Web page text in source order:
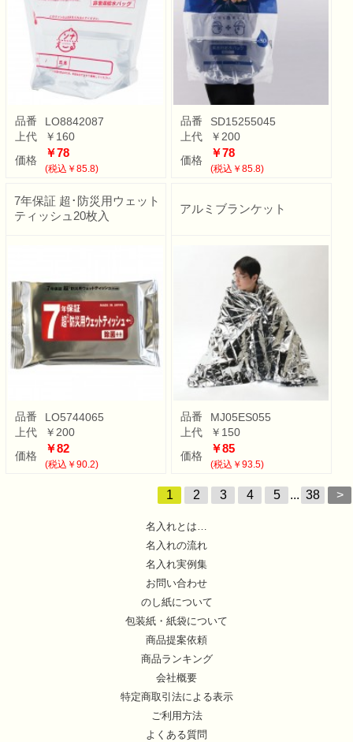
品番
LO8842087
上代
￥160
価格
￥78
(税込￥85.8)
品番
SD15255045
上代
￥200
価格
￥78
(税込￥85.8)
7年保証 超･防災用ウェット
ティッシュ20枚入
品番
LO5744065
上代
￥200
価格
￥82
(税込￥90.2)
アルミブランケット
品番
MJ05ES055
上代
￥150
価格
￥85
(税込￥93.5)
1 2 3 4 5 ... 38 >
名入れとは…
名入れの流れ
名入れ実例集
お問い合わせ
のし紙について
包装紙・紙袋について
商品提案依頼
商品ランキング
会社概要
特定商取引法による表示
ご利用方法
よくある質問